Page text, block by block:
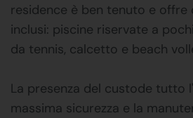
residence è ben tenuto e offre
inclusi: piscine riservate a
da tennis, calcetto e beach
La presenza del custode tutto
massima sicurezza e la